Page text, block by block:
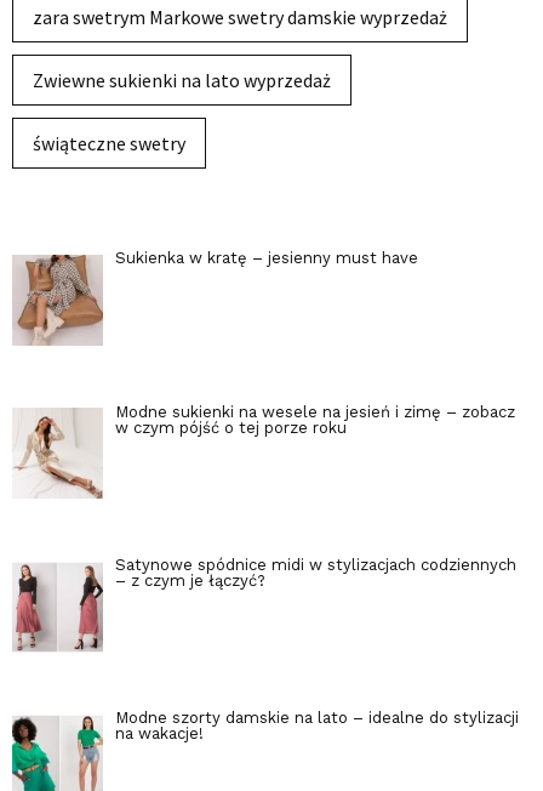
zara swetrym Markowe swetry damskie wyprzedaż
Zwiewne sukienki na lato wyprzedaż
świąteczne swetry
Sukienka w kratę – jesienny must have
Modne sukienki na wesele na jesień i zimę – zobacz
w czym pójść o tej porze roku
Satynowe spódnice midi w stylizacjach codziennych
– z czym je łączyć?
Modne szorty damskie na lato – idealne do stylizacji
na wakacje!